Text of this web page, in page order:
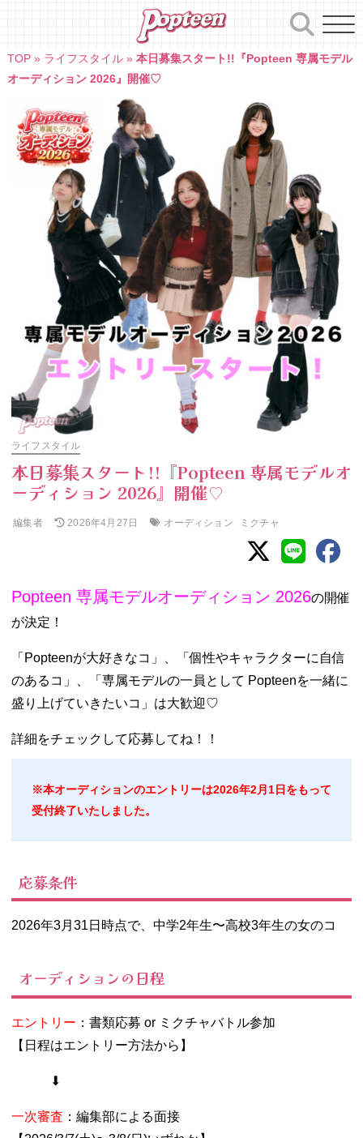
TOP» ライフスタイル» 本日募集スタート!!『Popteen 専属モデル
オーディション 2026』開催♡
ライフスタイル
本日募集スタート!!『Popteen 専属モデルオ
ーディション 2026』開催♡
編集者 2026年4月27日 オーディション ミクチャ
Popteen 専属モデルオーディション 2026の開催
が決定！
「Popteenが大好きなコ」、「個性やキャラクターに自信
のあるコ」、「専属モデルの一員として Popteenを一緒に
盛り上げていきたいコ」は大歓迎♡
詳細をチェックして応募してね！！
※本オーディションのエントリーは2026年2月 1日をもって
受付終了いたしました。
応募条件
2026年3月31日時点で、中学2年生〜高校3年生の女のコ
オーディションの日程
エントリー ：書類応募 or ミクチャバトル参加
【日程はエントリー方法から】
⬇︎
一次審査 ：編集部による面接